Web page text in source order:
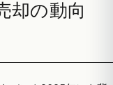
却の動向